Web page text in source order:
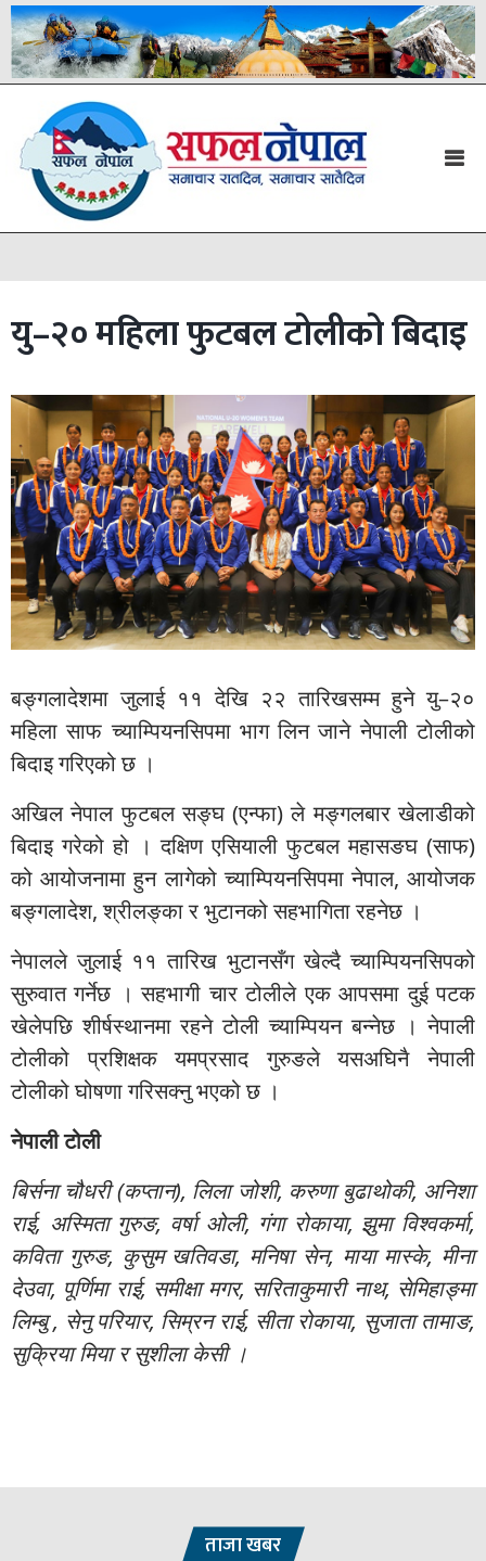
यु–२० महिला फुटबल टोलीको बिदाइ
बङ्गलादेशमा जुलाई ११ देखि २२ तारिखसम्म हुने यु–२०
महिला साफ च्याम्पियनसिपमा भाग लिन जाने नेपाली टोलीको
बिदाइ गरिएको छ ।
अखिल नेपाल फुटबल सङ्घ (एन्फा) ले मङ्गलबार खेलाडीको
बिदाइ गरेको हो । दक्षिण एसियाली फुटबल महासङघ (साफ)
को आयोजनामा हुन लागेको च्याम्पियनसिपमा नेपाल, आयोजक
बङ्गलादेश, श्रीलङ्का र भुटानको सहभागिता रहनेछ ।
नेपालले जुलाई ११ तारिख भुटानसँग खेल्दै च्याम्पियनसिपको
सुरुवात गर्नेछ । सहभागी चार टोलीले एक आपसमा दुई पटक
खेलेपछि शीर्षस्थानमा रहने टोली च्याम्पियन बन्नेछ । नेपाली
टोलीको प्रशिक्षक यमप्रसाद गुरुङले यसअघिनै नेपाली
टोलीको घोषणा गरिसक्नु भएको छ ।
नेपाली टोली
बिर्सना चौधरी (कप्तान), लिला जोशी, करुणा बुढाथोकी, अनिशा
राई, अस्मिता गुरुङ, वर्षा ओली, गंगा रोकाया, झुमा विश्वकर्मा,
कविता गुरुङ, कुसुम खतिवडा, मनिषा सेन, माया मास्के, मीना
देउवा, पूर्णिमा राई, समीक्षा मगर, सरिताकुमारी नाथ, सेमिहाङ्मा
लिम्बु , सेनु परियार, सिम्रन राई, सीता रोकाया, सुजाता तामाङ,
सुक्रिया मिया र सुशीला केसी ।
ताजा खबर